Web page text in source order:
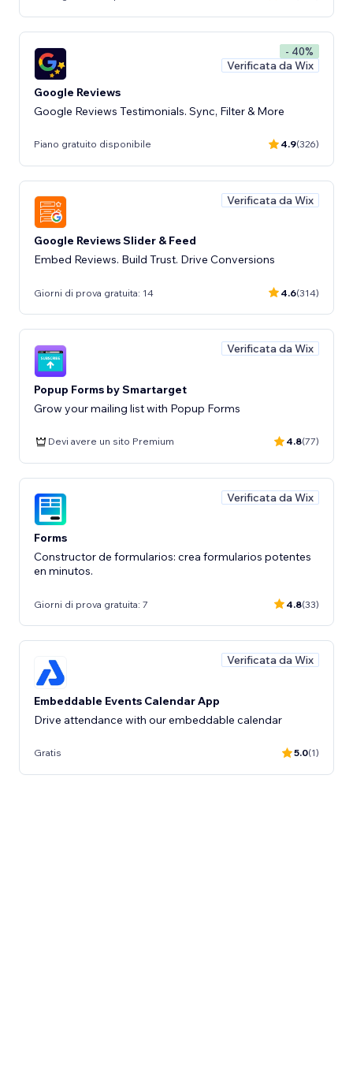
- 40%
Verificata da Wix
Google Reviews
Google Reviews Testimonials. Sync, Filter & More
Piano gratuito disponibile 4.9(326)
Verificata da Wix
Google Reviews Slider & Feed
Embed Reviews. Build Trust. Drive Conversions
Giorni di prova gratuita: 14 4.6(314)
Verificata da Wix
Popup Forms by Smartarget
Grow your mailing list with Popup Forms
Devi avere un sito Premium 4.8(77)
Verificata da Wix
Forms
Constructor de formularios: crea formularios potentes
en minutos.
Giorni di prova gratuita: 7 4.8(33)
Verificata da Wix
Embeddable Events Calendar App
Drive attendance with our embeddable calendar
Gratis 5.0(1)